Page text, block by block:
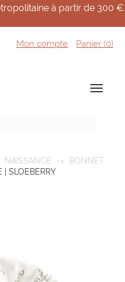
à partir de 300 €
Mon compte Panier (0)
NAISSANCE
BONNET
| SLOEBERRY